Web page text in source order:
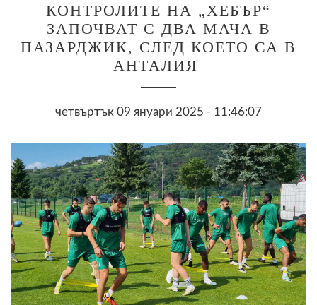
КОНТРОЛИТЕ НА „ХЕБЪР“
ЗАПОЧВАТ С ДВА МАЧА В
ПАЗАРДЖИК, СЛЕД КОЕТО СА В
АНТАЛИЯ
четвъртък 09 януари 2025 - 11:46:07